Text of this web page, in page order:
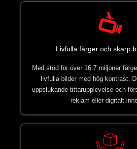
Livfulla färger och skarp
Med stöd för över 16.7 miljoner
livfulla bilder med hög kontrast.
uppslukande tittarupplevelse och
reklam eller digitalt